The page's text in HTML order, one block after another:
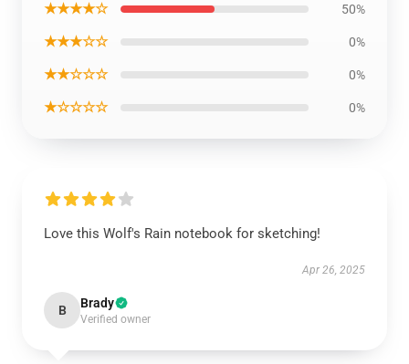
★★★★☆ 50%
★★★☆☆ 0%
★★☆☆☆ 0%
★☆☆☆☆ 0%
Love this Wolf's Rain notebook for sketching!
Apr 26, 2025
B Brady
Verified owner